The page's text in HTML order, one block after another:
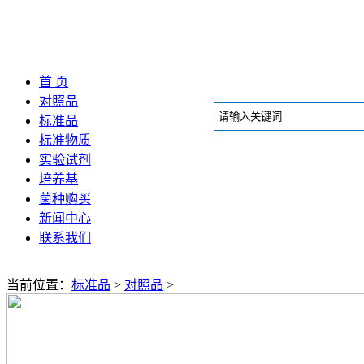
首 页
对照品
标准品
标准物质
实验试剂
培养基
菌种购买
新闻中心
联系我们
当前位置： 标准品 > 对照品 >